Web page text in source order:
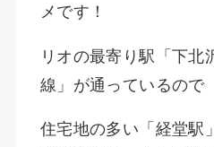
メです！
リオの最寄り駅「下北
線」が通っているので
住宅地の多い「経堂駅